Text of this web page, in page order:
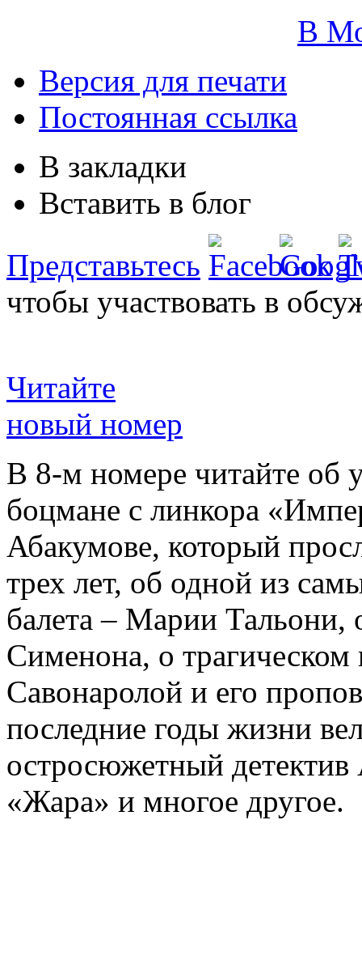
В
Версия для печати
Постоянная ссылка
В закладки
Вставить в блог
Представьтесь
чтобы участвовать в
Читайте
новый номер
В 8-м номере читайте об
боцмане с линкора
Абакумове, который
трех лет, об одной из
балета – Марии
Сименона, о трагическом
Савонаролой и его
последние годы жизни
остросюжетный детектив
«Жара» и многое другое.